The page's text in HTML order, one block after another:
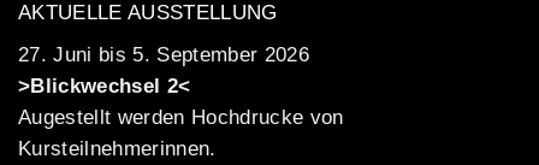
AKTUELLE AUSSTELLUNG
27. Juni bis 5. September 2026
>Blickwechsel 2<
Augestellt werden Hochdrucke von
Kursteilnehmerinnen.